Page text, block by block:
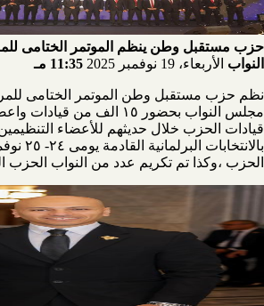
حزب مستقبل وطن ينظم الموتمر الختامى
النواب الأربعاء، 19 نوفمبر 2025 11:35 مـ
نظم حزب مستقبل وطن الموتمر الختامى
مجلس النواب بحضور ١٥ الف
قيادات الحزب خلال حديثهم للأعضاء
الحزب ،وكذا تم تكريم عدد من النواب الحزب